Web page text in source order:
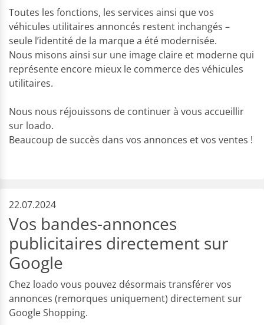
Toutes les fonctions, les services ainsi que vos
véhicules utilitaires annoncés restent inchangés –
seule l’identité de la marque a été modernisée.
Nous misons ainsi sur une image claire et moderne qui
représente encore mieux le commerce des véhicules
utilitaires.
Nous nous réjouissons de continuer à vous accueillir
sur loado.
Beaucoup de succès dans vos annonces et vos ventes !
22.07.2024
Vos bandes-annonces
publicitaires directement sur
Google
Chez loado vous pouvez désormais transférer vos
annonces (remorques uniquement) directement sur
Google Shopping.